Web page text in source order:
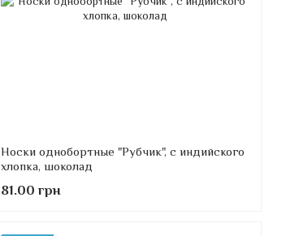
Носки однобортные "Рубчик", с индийского
хлопка, шоколад
81.00 грн